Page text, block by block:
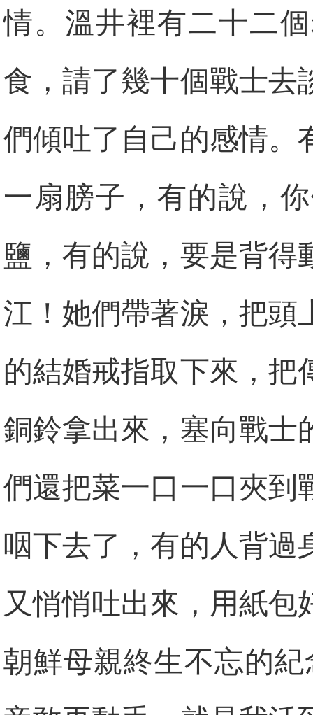
情。溫井裡有二十二
食，請了幾十個戰士去
們傾吐了自己的感情。
一扇膀子，有的說，
鹽，有的說，要是背得
江！她們帶著淚，把頭
的結婚戒指取下來，把
銅鈴拿出來，塞向戰士
們還把菜一口一口夾到
咽下去了，有的人背過
又悄悄吐出來，用紙包
朝鮮母親終生不忘的